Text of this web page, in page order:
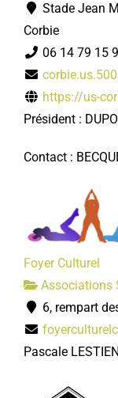
Stade Jean
Corbie
06 14 79 15
https://us-
Président :
Contact :
Foyer Culturel
Associations
6, rempart
Pascale